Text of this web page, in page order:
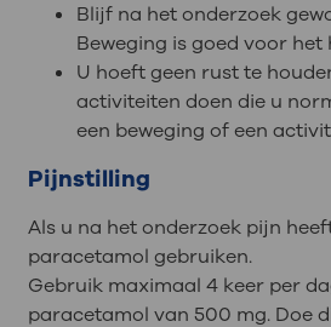
Blijf na het onderzoek
Beweging is goed voor het
U hoeft geen rust te
activiteiten doen die u
een beweging of een
Pijnstilling
Als u na het onderzoek pijn
paracetamol gebruiken.
Gebruik maximaal 4 keer per
paracetamol van 500 mg. Doe